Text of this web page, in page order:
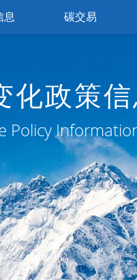
息 碳交易
化政策
Policy